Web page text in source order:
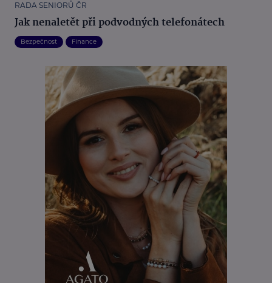
RADA SENIORŮ ČR
Jak nenaletět při podvodných telefonátech
Bezpečnost Finance